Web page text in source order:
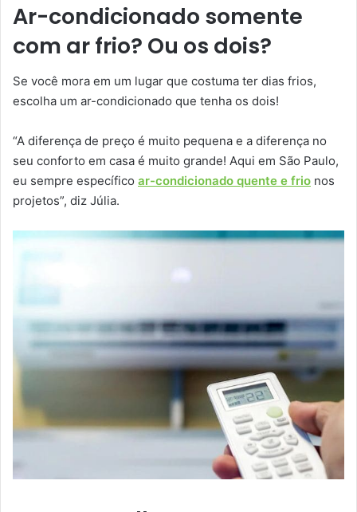
Ar-condicionado somente
com ar frio? Ou os dois?
Se você mora em um lugar que costuma ter dias frios,
escolha um ar-condicionado que tenha os dois!
“A diferença de preço é muito pequena e a diferença no
seu conforto em casa é muito grande! Aqui em São Paulo,
eu sempre específico ar-condicionado quente e frio nos
projetos”, diz Júlia.